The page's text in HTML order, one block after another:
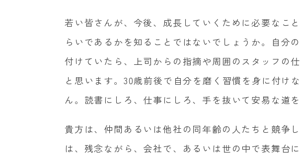
若い皆さんが、今後、成長していくために必要なこ
らいであるかを知ることではないでしょうか。自分
付けていたら、上司からの指摘や周囲のスタッフの
と思います。 30歳前後で自分を磨く習慣を身に付け
ん。読書にしろ、仕事にしろ、手を抜いて安易な道
貴方は、仲間あるいは他社の同年齢の人たちと競争
は、残念ながら、会社で、あるいは世の中で表舞台